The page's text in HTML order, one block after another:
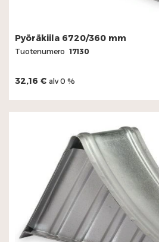
Pyöräkiila 6720/360 mm
Tuotenumero 17130
32,16 € alv 0 %